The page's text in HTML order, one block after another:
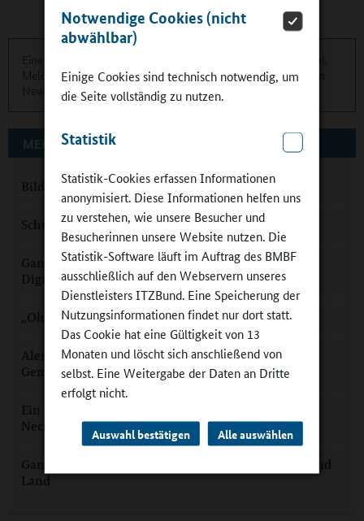
Notwendige Cookies (nicht
abwählbar)
Einige Cookies sind technisch notwendig, um
die Seite vollständig zu nutzen.
Statistik
Statistik-Cookies erfassen Informationen
anonymisiert. Diese Informationen helfen uns
zu verstehen, wie unsere Besucher und
Besucherinnen unsere Website nutzen. Die
Statistik-Software läuft im Auftrag des BMBF
ausschließlich auf den Webservern unseres
Dienstleisters ITZBund. Eine Speicherung der
Nutzungsinformationen findet nur dort statt.
Das Cookie hat eine Gültigkeit von 13
Monaten und löscht sich anschließend von
selbst. Eine Weitergabe der Daten an Dritte
erfolgt nicht.
Auswahl bestätigen Alle auswählen
Meldungen und Termine finden Sie zweimonatlich in unserem
Newsletter.Hier können Sie sich anmelden
MEHR ZUM THEMA AUF GANZTAGSSCHULEN.ORG
Bildungswerkstatt Bergatreute: Blühender Ganztag
Schulgeist der Ganztagsschule: PAGS an!
Ganztagsschulkongress 2019: Herausforderung
Digitalisierung
„Ohne Kooperation keine Ganztagsschule“
Alemannenschule Wutöschingen: Erfolg einer
Gemeinschaftsschule
Ein Name als Programm: Stephen-Hawking-Schule
Neckargemünd
Ganztag in Baden-Württemberg: Qualität in Stadt und
Land